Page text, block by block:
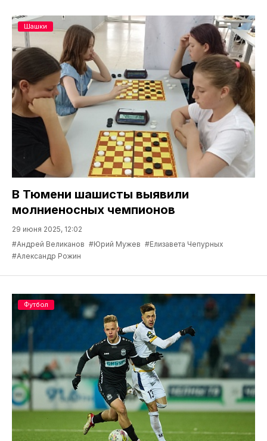
В Тюмени шашисты выявили
молниеносных чемпионов
29 июня 2025, 12:02
#Андрей Великанов #Юрий Мужев #Елизавета Чепурных
#Александр Рожин
Шашки
Футбол